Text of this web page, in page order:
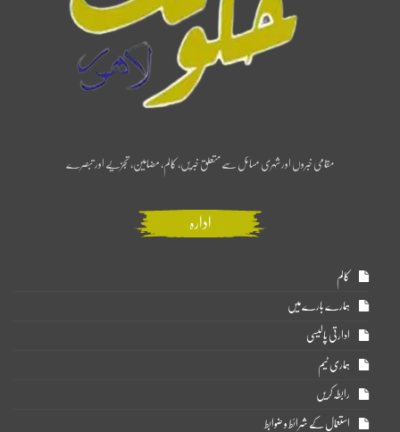
مقامی خبروں اور شہری مسائل سے متعلق خبریں، کالم، مضامین، تجزیے اور تبصرے
ادارہ
کالم
ہمارے بارے میں
ادارتی پالیسی
ہماری ٹیم
رابطہ کریں
استعمال کے شرائط و ضوابط